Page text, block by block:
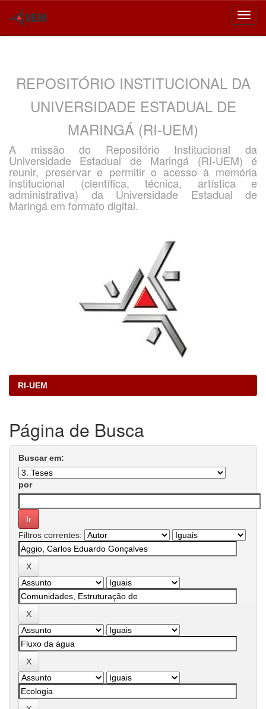
REPOSITÓRIO INSTITUCIONAL DA
UNIVERSIDADE ESTADUAL DE
MARINGÁ (RI-UEM)
A missão do Repositório Institucional da
Universidade Estadual de Maringá (RI-UEM) é
reunir, preservar e permitir o acesso à memória
institucional (científica, técnica, artística e
administrativa) da Universidade Estadual de
Maringá em formato digital.
RI-UEM
Página de Busca
Buscar em:
por
Filtros correntes: